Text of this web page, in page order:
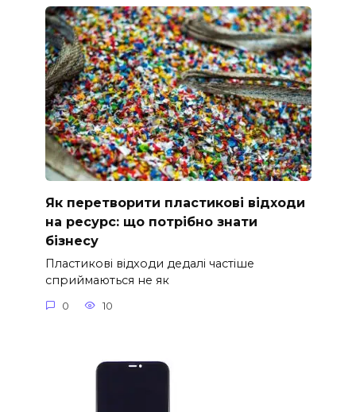
Як перетворити пластикові відходи
на ресурс: що потрібно знати
бізнесу
Пластикові відходи дедалі частіше
сприймаються не як
0 10